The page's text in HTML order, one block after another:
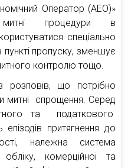
Оператор (АЕО)»
процедури в
спеціально
пропуску, зменшує
контролю тощо.
розповів, що потрібно
митні спрощення. Серед
та податкового
епізодів притягнення до
належна система
комерційної та